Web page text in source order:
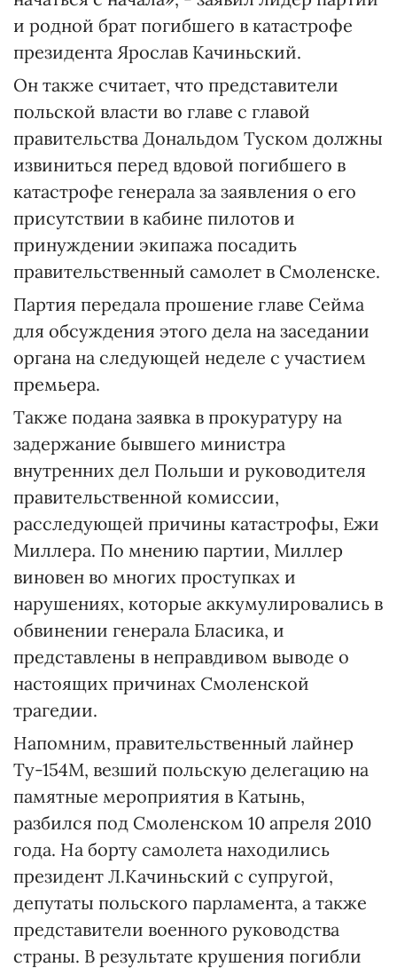
и родной брат погибшего в катастрофе
президента Ярослав Качиньский.
Он также считает, что представители
польской власти во главе с главой
правительства Дональдом Туском должны
извиниться перед вдовой погибшего в
катастрофе генерала за заявления о его
присутствии в кабине пилотов и
принуждении экипажа посадить
правительственный самолет в Смоленске.
Партия передала прошение главе Сейма
для обсуждения этого дела на заседании
органа на следующей неделе с участием
премьера.
Также подана заявка в прокуратуру на
задержание бывшего министра
внутренних дел Польши и руководителя
правительственной комиссии,
расследующей причины катастрофы, Ежи
Миллера. По мнению партии, Миллер
виновен во многих проступках и
нарушениях, которые аккумулировались в
обвинении генерала Бласика, и
представлены в неправдивом выводе о
настоящих причинах Смоленской
трагедии.
Напомним, правительственный лайнер
Ту-154М, везший польскую делегацию на
памятные мероприятия в Катынь,
разбился под Смоленском 10 апреля 2010
года. На борту самолета находились
президент Л.Качиньский с супругой,
депутаты польского парламента, а также
представители военного руководства
страны. В результате крушения погибли